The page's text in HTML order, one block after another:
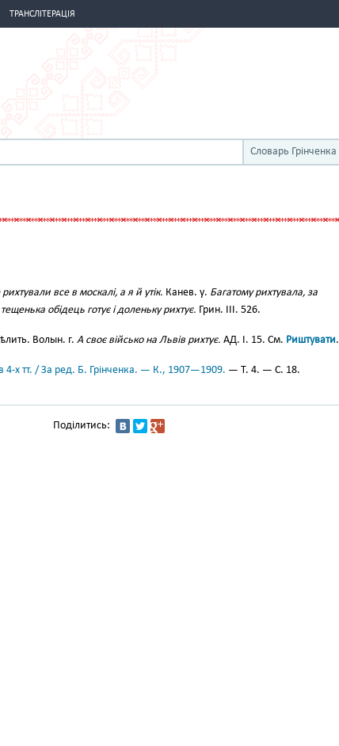
ТРАНСЛІТЕРАЦІЯ
Словарь Грінченка
все в москалі, а я й утік. Канев. у. Багатому рихтувала, за
обідець готує і доленьку рихтує. Грин. III. 526.
Волын. г. А своє військо на Львів рихтує. АД. І. 15. См. Риштувати.
4-х тт. / За ред. Б. Грінченка. — К., 1907—1909. — Т. 4. — С. 18.
Поділитись: